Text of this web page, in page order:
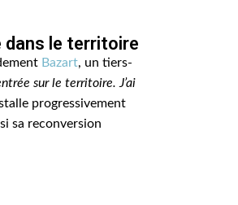
dans le territoire
Bazart, un tiers-
sur le territoire. J’ai
progressivement
sa reconversion